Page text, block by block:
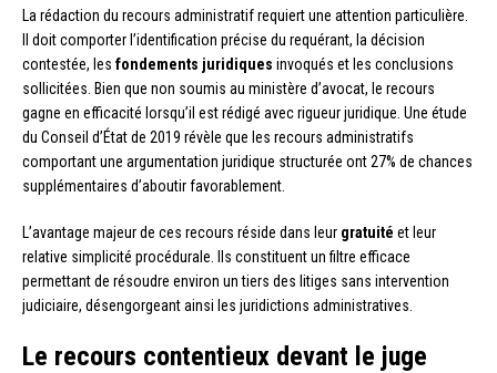
La rédaction du recours administratif requiert une attention particulière.
Il doit comporter l’identification précise du requérant, la décision
contestée, les fondements juridiques invoqués et les conclusions
sollicitées. Bien que non soumis au ministère d’avocat, le recours
gagne en efficacité lorsqu’il est rédigé avec rigueur juridique. Une étude
du Conseil d’État de 2019 révèle que les recours administratifs
comportant une argumentation juridique structurée ont 27% de chances
supplémentaires d’aboutir favorablement.
L’avantage majeur de ces recours réside dans leur gratuité et leur
relative simplicité procédurale. Ils constituent un filtre efficace
permettant de résoudre environ un tiers des litiges sans intervention
judiciaire, désengorgeant ainsi les juridictions administratives.
Le recours contentieux devant le juge